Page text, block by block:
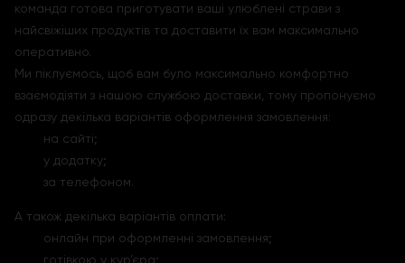
команда готова приготувати ваші улюблені страви з
найсвіжіших продуктів та доставити їх вам максимально
оперативно.
Ми піклуємось, щоб вам було максимально комфортно
взаємодіяти з нашою службою доставки, тому пропонуємо
одразу декілька варіантів оформлення замовлення:
на сайті;
у додатку;
за телефоном.
А також декілька варіантів оплати:
онлайн при оформленні замовлення;
готівкою у кур’єра;